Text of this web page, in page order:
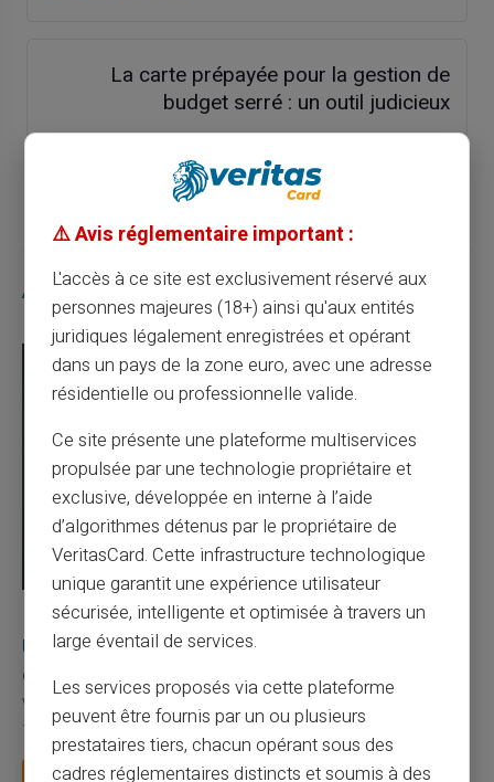
La carte prépayée pour la gestion de
budget serré : un outil judicieux
Articles similaires
03/08/2026 Veritas Carte prépayée
Une carte bancaire gratuite sans compte, ça
existe ?
Vous avez tapé cette recherche parce que votre banque vous
facture 50 € par an pour une carte que vo...
⚠️ Avis réglementaire important :
L'accès à ce site est exclusivement réservé aux
personnes majeures (18+) ainsi qu'aux entités
juridiques légalement enregistrées et opérant
dans un pays de la zone euro, avec une adresse
résidentielle ou professionnelle valide.
Ce site présente une plateforme multiservices
propulsée par une technologie propriétaire et
exclusive, développée en interne à l’aide
d’algorithmes détenus par le propriétaire de
VeritasCard. Cette infrastructure technologique
unique garantit une expérience utilisateur
sécurisée, intelligente et optimisée à travers un
large éventail de services.
Les services proposés via cette plateforme
peuvent être fournis par un ou plusieurs
prestataires tiers, chacun opérant sous des
cadres réglementaires distincts et soumis à des